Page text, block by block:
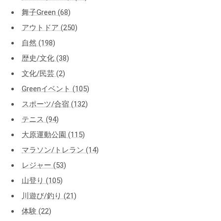
舞子Green (68)
アウトドア (250)
自然 (198)
歴史/文化 (38)
文化/民芸 (2)
Greenイベント (105)
スポーツ/合宿 (132)
テニス (94)
大原運動公園 (115)
マラソン/トレラン (14)
レジャー (53)
山登り (105)
川遊び/釣り (21)
体験 (22)